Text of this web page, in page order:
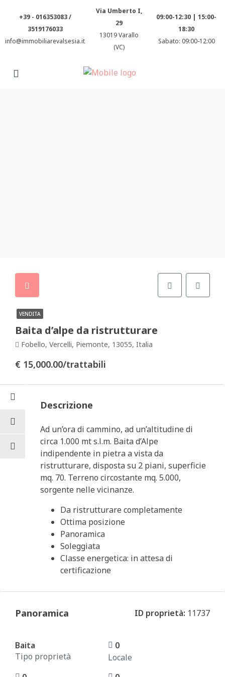
+39 - 016353083 /
3519176033
info@immobiliarevalsesia.it
Via Umberto I,
29
13019 Varallo
(VC)
09:00-12:30 | 15:00-
18:30
Sabato: 09:00-12:00
VENDITA
Baita d’alpe da ristrutturare
Fobello, Vercelli, Piemonte, 13055, Italia
€ 15,000.00/trattabili
Descrizione
Ad un’ora di cammino, ad un’altitudine di
circa 1.000 mt s.l.m. Baita d’Alpe
indipendente in pietra a vista da
ristrutturare, disposta su 2 piani, superficie
mq. 70. Terreno circostante mq. 5.000,
sorgente nelle vicinanze.
Da ristrutturare completamente
Ottima posizione
Panoramica
Soleggiata
Classe energetica: in attesa di
certificazione
Panoramica ID proprietà: 11737
Baita
Tipo proprietà
0
Locale